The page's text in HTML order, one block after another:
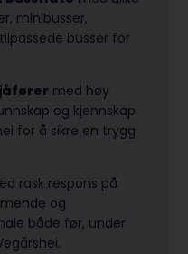
minibusser,
busser for
med høy
og kjennskap
for å sikre en trygg
rask respons på
og
både før, under